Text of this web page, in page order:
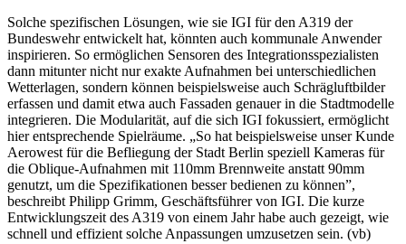
Solche spezifischen Lösungen, wie sie IGI für den A319 der
Bundeswehr entwickelt hat, könnten auch kommunale Anwender
inspirieren. So ermöglichen Sensoren des Integrationsspezialisten
dann mitunter nicht nur exakte Aufnahmen bei unterschiedlichen
Wetterlagen, sondern können beispielsweise auch Schrägluftbilder
erfassen und damit etwa auch Fassaden genauer in die Stadtmodelle
integrieren. Die Modularität, auf die sich IGI fokussiert, ermöglicht
hier entsprechende Spielräume. „So hat beispielsweise unser Kunde
Aerowest für die Befliegung der Stadt Berlin speziell Kameras für
die Oblique-Aufnahmen mit 110mm Brennweite anstatt 90mm
genutzt, um die Spezifikationen besser bedienen zu können”,
beschreibt Philipp Grimm, Geschäftsführer von IGI. Die kurze
Entwicklungszeit des A319 von einem Jahr habe auch gezeigt, wie
schnell und effizient solche Anpassungen umzusetzen sein. (vb)